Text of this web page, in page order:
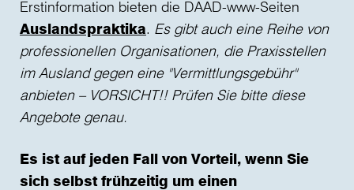
Erstinformation bieten die DAAD-www-Seiten
Auslandspraktika. Es gibt auch eine Reihe von
professionellen Organisationen, die Praxisstellen
im Ausland gegen eine "Vermittlungsgebühr"
anbieten – VORSICHT!! Prüfen Sie bitte diese
Angebote genau.
Es ist auf jeden Fall von Vorteil, wenn Sie
sich selbst frühzeitig um einen